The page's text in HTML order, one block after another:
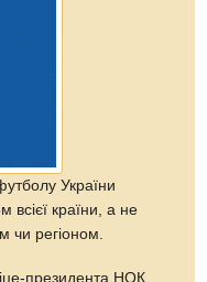
України
всієї країни, а не
чи регіоном.
президента НОК